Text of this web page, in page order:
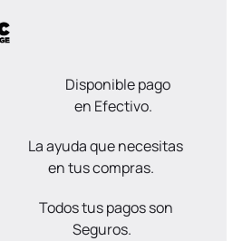
Disponible pago
en Efectivo.
La ayuda que necesitas
en tus compras.
Todos tus pagos son
Seguros.